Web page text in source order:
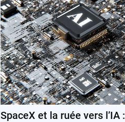
SpaceX et la ruée vers l’IA :